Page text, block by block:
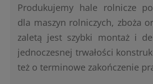
Produkujemy hale rolnicze
dla maszyn rolniczych, zboża
zaletą jest szybki montaż i
jednoczesnej trwałości
też o terminowe zakończenie